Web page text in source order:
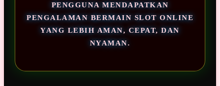
PENGGUNA MENDAPATKAN
PENGALAMAN BERMAIN SLOT ONLINE
YANG LEBIH AMAN, CEPAT, DAN
NYAMAN.